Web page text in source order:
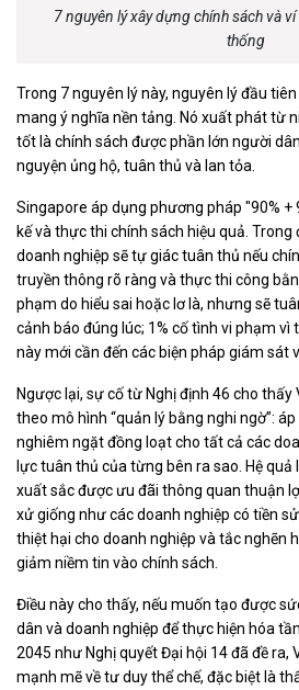
7 nguyên lý xây dựng chính sách và
thống
Trong 7 nguyên lý này, nguyên lý đầu
mang ý nghĩa nền tảng. Nó xuất phát từ
tốt là chính sách được phần lớn người
nguyện ủng hộ, tuân thủ và lan tỏa.
Singapore áp dụng phương pháp "90% +
kế và thực thi chính sách hiệu quả. Trong
doanh nghiệp sẽ tự giác tuân thủ nếu
truyền thông rõ ràng và thực thi công
phạm do hiểu sai hoặc lơ là, nhưng sẽ
cảnh báo đúng lúc; 1% cố tình vi phạm vì
này mới cần đến các biện pháp giám sát
Ngược lại, sự cố từ Nghị định 46 cho thấy
theo mô hình “quản lý bằng nghi ngờ”:
nghiêm ngặt đồng loạt cho tất cả các
lực tuân thủ của từng bên ra sao. Hệ
xuất sắc được ưu đãi thông quan thuận
xử giống như các doanh nghiệp có tiền
thiệt hại cho doanh nghiệp và tắc nghẽn
giảm niềm tin vào chính sách.
Điều này cho thấy, nếu muốn tạo được
dân và doanh nghiệp để thực hiện hóa
2045 như Nghị quyết Đại hội 14 đã đề ra,
mạnh mẽ về tư duy thể chế, đặc biệt là